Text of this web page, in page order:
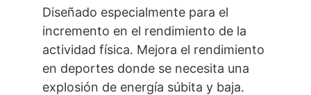
Diseñado especialmente para el
incremento en el rendimiento de la
actividad física. Mejora el rendimiento
en deportes donde se necesita una
explosión de energía súbita y baja.